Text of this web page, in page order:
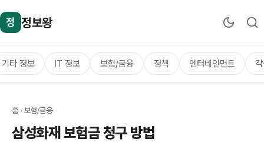
정 정보왕
기타 정보 IT 정보 보험/금융 정책 엔터테인먼트
홈 › 보험/금융
삼성화재 보험금 청구 방법